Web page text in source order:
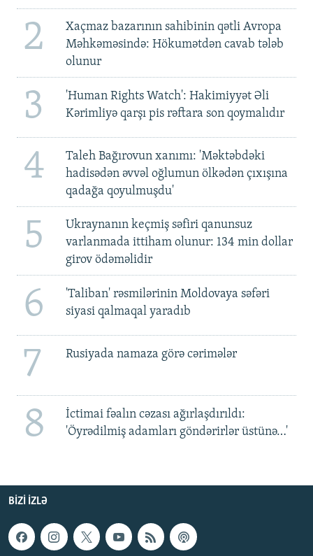
2
Xaçmaz bazarının sahibinin qətli Avropa
Məhkəməsində: Hökumətdən cavab tələb
olunur
3
'Human Rights Watch': Hakimiyyət Əli
Kərimliyə qarşı pis rəftara son qoymalıdır
4
Taleh Bağırovun xanımı: 'Məktəbdəki
hadisədən əvvəl oğlumun ölkədən çıxışına
qadağa qoyulmuşdu'
5
Ukraynanın keçmiş səfiri qanunsuz
varlanmada ittiham olunur: 134 min dollar
girov ödəməlidir
6
'Taliban' rəsmilərinin Moldovaya səfəri
siyasi qalmaqal yaradıb
7 Rusiyada namaza görə cərimələr
8
İctimai fəalın cəzası ağırlaşdırıldı:
'Öyrədilmiş adamları göndərirlər üstünə…'
BIZI IZLƏ